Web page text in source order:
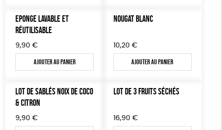
EPONGE LAVABLE ET
RÉUTILISABLE
9,90 €
Ajouter au panier
NOUGAT BLANC
10,20 €
Ajouter au panier
LOT DE SABLÉS NOIX DE COCO
& CITRON
9,90 €
LOT DE 3 FRUITS SÉCHÉS
16,90 €